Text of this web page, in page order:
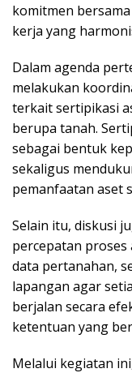
komitmen
kerja yang
Dalam agenda
melakukan
terkait sertipikasi
berupa tanah.
sebagai bentuk
sekaligus
pemanfaatan aset
Selain itu, diskusi
percepatan
data pertanahan,
lapangan agar
berjalan secara
ketentuan yang
Melalui kegiatan